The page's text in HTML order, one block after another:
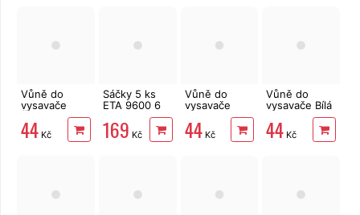
Vůně do
vysavače
vyprané
prádlo 3 x 10
44 Kč
Sáčky 5 ks
ETA 9600 6
8000 eBag
Original +
mikrofiltr
169 Kč
Vůně do
vysavače
Santalové
dřevo 3 x 10
g
44Kč
Vůně do
vysavače Bílá
bavlna 3 x 10
g
44 Kč